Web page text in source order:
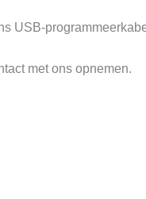
USB-
met ons opnemen.